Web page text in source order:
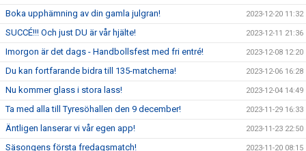
Boka upphämning av din gamla julgran! 2023-12-20 11:32
SUCCÉ!!! Och just DU är vår hjälte! 2023-12-11 21:36
Imorgon är det dags - Handbollsfest med fri entré! 2023-12-08 12:20
Du kan fortfarande bidra till 135-matcherna! 2023-12-06 16:28
Nu kommer glass i stora lass! 2023-12-04 14:49
Ta med alla till Tyresöhallen den 9 december! 2023-11-29 16:33
Äntligen lanserar vi vår egen app! 2023-11-23 22:50
Säsongens första fredagsmatch! 2023-11-20 08:15